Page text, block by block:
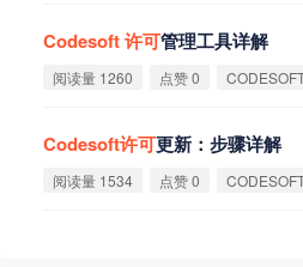
Codesoft许可管理工具详解
阅读量 1260 点赞 0
Codesoft许可更新：步骤详解
阅读量 1534 点赞 0